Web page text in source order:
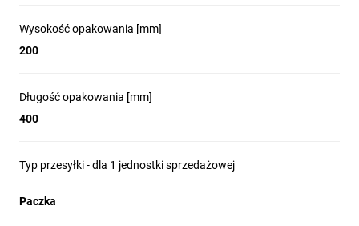
Wysokość opakowania [mm]
200
Długość opakowania [mm]
400
Typ przesyłki - dla 1 jednostki sprzedażowej
Paczka